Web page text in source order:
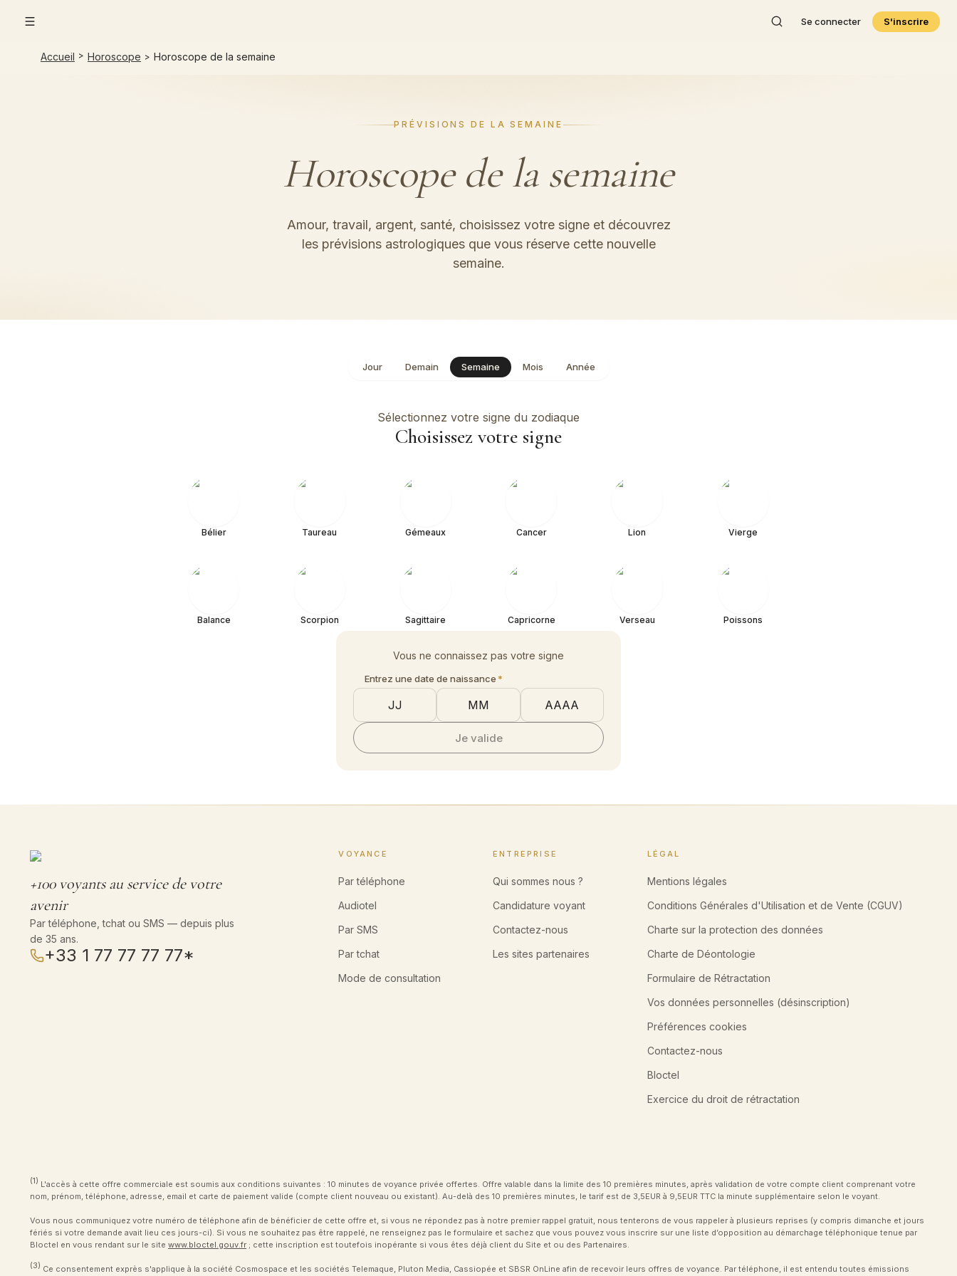
Se connecter S'inscrire
Accueil > Horoscope > Horoscope de la semaine
PRÉVISIONS DE LA SEMAINE
Horoscope de la semaine
Amour, travail, argent, santé, choisissez votre signe et découvrez
les prévisions astrologiques que vous réserve cette nouvelle
semaine.
Jour Demain Semaine Mois Année
Sélectionnez votre signe du zodiaque
Choisissez votre signe
Bélier Taureau Gémeaux Cancer Lion Vierge
Balance Scorpion Sagittaire Capricorne Verseau Poissons
Vous ne connaissez pas votre signe
Entrez une date de naissance*
Je valide
+100 voyants au service de votre
avenir
Par téléphone, tchat ou SMS — depuis plus
de 35 ans.
+33 1 77 77 77 77*
VOYANCE
Par téléphone
Audiotel
Par SMS
Par tchat
Mode de consultation
ENTREPRISE
Qui sommes nous ?
Candidature voyant
Contactez-nous
Les sites partenaires
LÉGAL
Mentions légales
Conditions Générales d'Utilisation et de Vente (CGUV)
Charte sur la protection des données
Charte de Déontologie
Formulaire de Rétractation
Vos données personnelles (désinscription)
Préférences cookies
Contactez-nous
Bloctel
Exercice du droit de rétractation
(1) L'accès à cette offre commerciale est soumis aux conditions suivantes : 10 minutes de voyance privée offertes. Offre valable dans la limite des 10 premières minutes, après validation de votre compte client comprenant votre
nom, prénom, téléphone, adresse, email et carte de paiement valide (compte client nouveau ou existant). Au-delà des 10 premières minutes, le tarif est de 3,5EUR à 9,5EUR TTC la minute supplémentaire selon le voyant.
Vous nous communiquez votre numéro de téléphone afin de bénéficier de cette offre et, si vous ne répondez pas à notre premier rappel gratuit, nous tenterons de vous rappeler à plusieurs reprises (y compris dimanche et jours
fériés si votre demande avait lieu ces jours-ci). Si vous ne souhaitez pas être rappelé, ne renseignez pas le formulaire et sachez que vous pouvez vous inscrire sur une liste d’opposition au démarchage téléphonique tenue par
Bloctel en vous rendant sur le site www.bloctel.gouv.fr ; cette inscription est toutefois inopérante si vous êtes déjà client du Site et ou des Partenaires.
(3) Ce consentement exprès s'applique à la société Cosmospace et les sociétés Telemaque, Pluton Media, Cassiopée et SBSR OnLine afin de recevoir leurs offres de voyance. Par téléphone, il est entendu toutes émissions